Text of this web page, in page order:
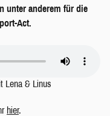
unter anderem für die
Act.
Lena & Linus
hier.